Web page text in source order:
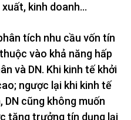
kinh doanh…
tích nhu cầu vốn tín
vào khả năng hấp
và DN. Khi kinh tế khởi
ngược lại khi kinh tế
DN cũng không muốn
tăng trưởng tín dụng lại